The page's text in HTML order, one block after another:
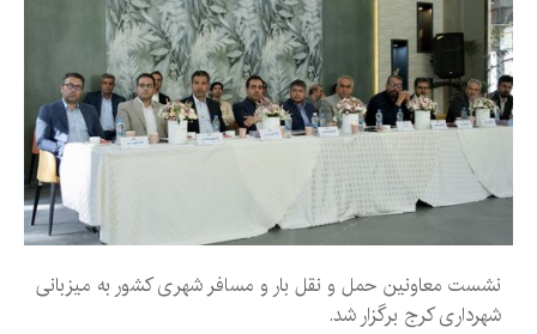
نشست معاونین حمل و نقل بار و مسافر شهری کشور به میزبانی
شهرداری کرج برگزار شد.